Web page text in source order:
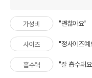
가성비 "괜찮아요"
사이즈 "정사이즈예
흡수력 "잘 흡수돼